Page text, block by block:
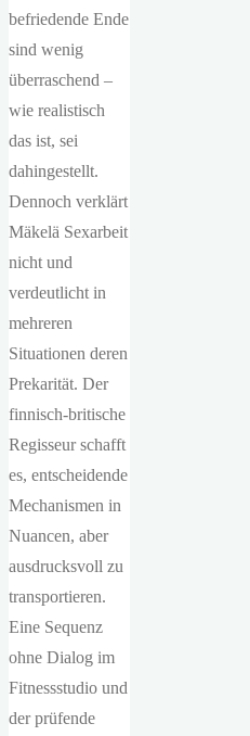
befriedende Ende
sind wenig
überraschend –
wie realistisch
das ist, sei
dahingestellt.
Dennoch verklärt
Mäkelä Sexarbeit
nicht und
verdeutlicht in
mehreren
Situationen deren
Prekarität. Der
finnisch-britische
Regisseur schafft
es, entscheidende
Mechanismen in
Nuancen, aber
ausdrucksvoll zu
transportieren.
Eine Sequenz
ohne Dialog im
Fitnessstudio und
der prüfende